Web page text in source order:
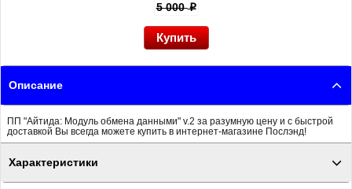
5 000p
Описание
ПП "Айтида: Модуль обмена данными" v.2 за разумную цену и с быстрой
доставкой Вы всегда можете купить в интернет-магазине Послэнд!
Характеристики